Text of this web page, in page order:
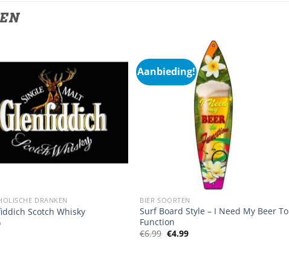
DRANKEN
Scotch Whisky
Aanbieding!
BIER SOORTEN
Surf Board Style – I Need My Beer To
Function
€6.99 Oorspronkelijke
€4.99Huidige